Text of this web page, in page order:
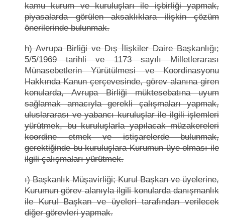
kamu kurum ve kuruluşları ile işbirliği yapmak,
piyasalarda görülen aksaklıklara ilişkin çözüm
önerilerinde bulunmak.
h) Avrupa Birliği ve Dış İlişkiler Daire Başkanlığı;
5/5/1969 tarihli ve 1173 sayılı Milletlerarası
Münasebetlerin Yürütülmesi ve Koordinasyonu
Hakkında Kanun çerçevesinde, görev alanına giren
konularda, Avrupa Birliği müktesebatına uyum
sağlamak amacıyla gerekli çalışmaları yapmak,
uluslararası ve yabancı kuruluşlar ile ilgili işlemleri
yürütmek, bu kuruluşlarla yapılacak müzakereleri
koordine etmek ve istişarelerde bulunmak,
gerektiğinde bu kuruluşlara Kurumun üye olması ile
ilgili çalışmaları yürütmek.
ı) Başkanlık Müşavirliği; Kurul Başkan ve üyelerine,
Kurumun görev alanıyla ilgili konularda danışmanlık
ile Kurul Başkan ve üyeleri tarafından verilecek
diğer görevleri yapmak.